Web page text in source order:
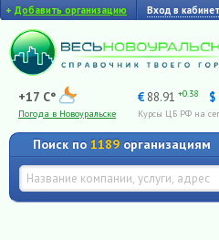
+ Добавить организацию Вход в
+17 C°
Погода в Новоуральске
€ 88.91 +0.38 $
Курсы ЦБ РФ на
Поиск по 1189 организациям